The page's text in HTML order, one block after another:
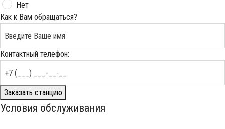
Нет
Как к Вам обращаться?
Контактный телефон:
Заказать станцию
Условия обслуживания